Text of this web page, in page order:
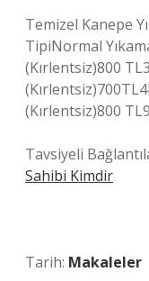
Temizel Kanepe
TipiNormal
(Kırlentsiz)800
(Kırlentsiz)800
Tavsiyeli
Sahibi Kimdir
Tarih: Makaleler